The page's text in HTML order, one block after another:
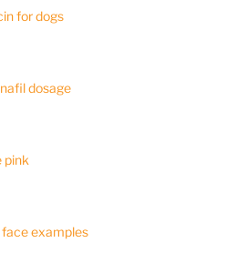
for dogs
dosage
pink
examples